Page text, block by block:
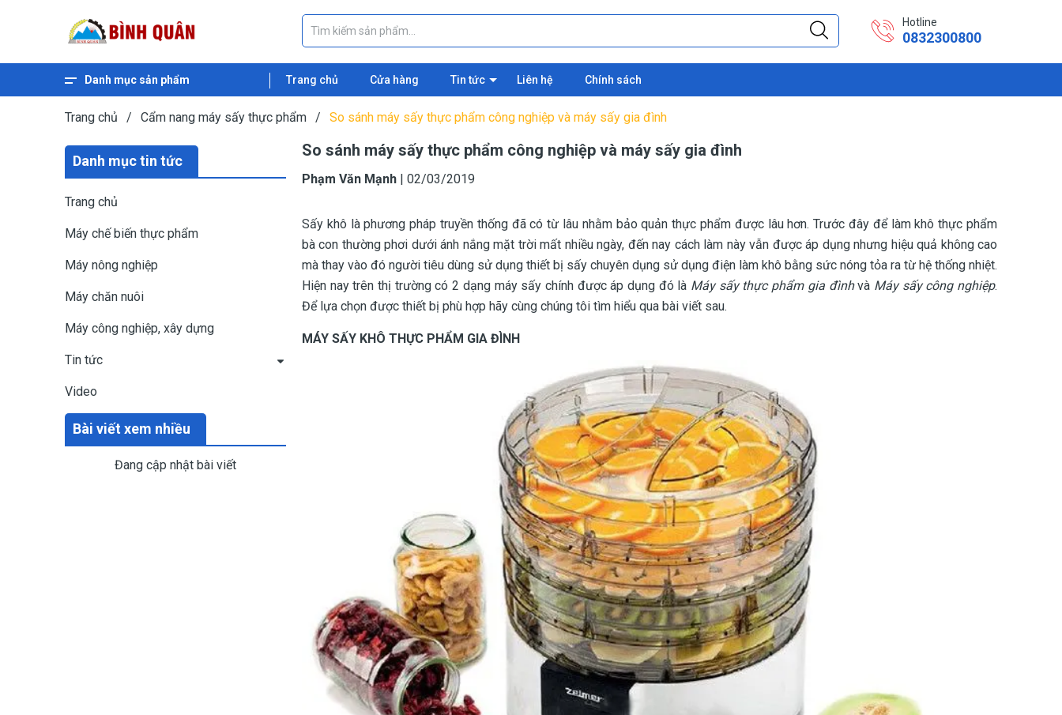
Hotline
0832300800
Danh mục sản phẩm Trang chủ Cửa hàng Tin tức Liên hệ Chính sách
Trang chủ / Cẩm nang máy sấy thực phẩm / So sánh máy sấy thực phẩm công nghiệp và máy sấy gia đình
Danh mục tin tức
Trang chủ
Máy chế biến thực phẩm
Máy nông nghiệp
Máy chăn nuôi
Máy công nghiệp, xây dựng
Tin tức
Video
Bài viết xem nhiều
Đang cập nhật bài viết
So sánh máy sấy thực phẩm công nghiệp và máy sấy gia đình
Phạm Văn Mạnh | 02/03/2019
Sấy khô là phương pháp truyền thống đã có từ lâu nhằm bảo quản thực phẩm được lâu hơn. Trước đây để làm khô thực phẩm
bà con thường phơi dưới ánh nắng mặt trời mất nhiều ngày, đến nay cách làm này vẫn được áp dụng nhưng hiệu quả không cao
mà thay vào đó người tiêu dùng sử dụng thiết bị sấy chuyên dụng sử dụng điện làm khô bằng sức nóng tỏa ra từ hệ thống nhiệt.
Hiện nay trên thị trường có 2 dạng máy sấy chính được áp dụng đó là Máy sấy thực phẩm gia đìnhvà Máy sấy công nghiệp.
Để lựa chọn được thiết bị phù hợp hãy cùng chúng tôi tìm hiểu qua bài viết sau.
MÁY SẤY KHÔ THỰC PHẨM GIA ĐÌNH